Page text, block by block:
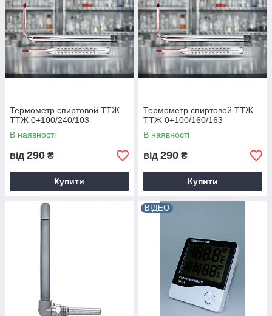
Термометр спиртовой ТТЖ
ТТЖ 0+100/240/103
В наявності
від 290 ₴
Купити
Термометр спиртовой ТТЖ
ТТЖ 0+100/160/163
В наявності
від 290 ₴
Купити
ВІДЕО